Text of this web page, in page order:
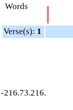
Words |
Verse(s): 1
-216.73.216.